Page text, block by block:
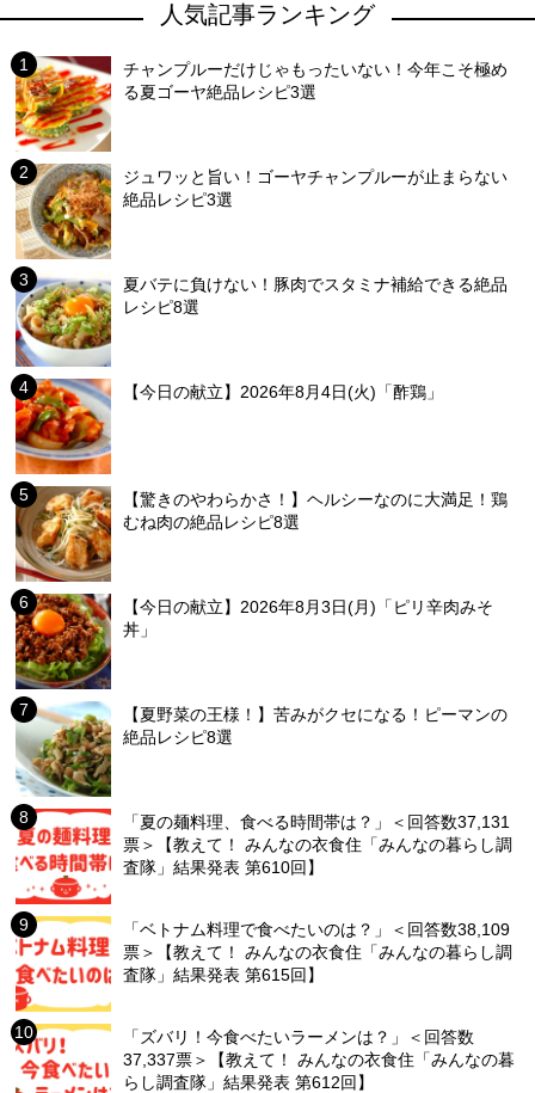
人気記事ランキング
チャンプルーだけじゃもったいない！今年こそ極め
る夏ゴーヤ絶品レシピ3選
ジュワッと旨い！ゴーヤチャンプルーが止まらない
絶品レシピ3選
夏バテに負けない！豚肉でスタミナ補給できる絶品
レシピ8選
【今日の献立】2026年8月4日(火)「酢鶏」
【驚きのやわらかさ！】ヘルシーなのに大満足！鶏
むね肉の絶品レシピ8選
【今日の献立】2026年8月3日(月)「ピリ辛肉みそ
丼」
【夏野菜の王様！】苦みがクセになる！ピーマンの
絶品レシピ8選
「夏の麺料理、食べる時間帯は？」＜回答数37,131
票＞【教えて！ みんなの衣食住「みんなの暮らし調
査隊」結果発表 第610回】
「ベトナム料理で食べたいのは？」＜回答数38,109
票＞【教えて！ みんなの衣食住「みんなの暮らし調
査隊」結果発表 第615回】
「ズバリ！今食べたいラーメンは？」＜回答数
37,337票＞【教えて！ みんなの衣食住「みんなの暮
らし調査隊」結果発表 第612回】